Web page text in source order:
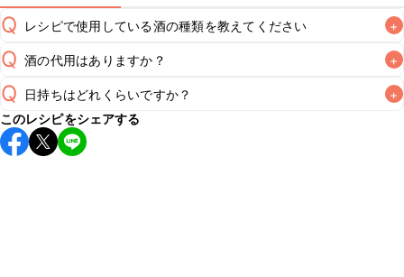
Q レシピで使用している酒の種類を教えてください +
A
Q 酒の代用はありますか？ +
A
Q 日持ちはどれくらいですか？ +
保存期間は冷蔵で翌日中が目安です。なるべくお早めにお召
し上がりください。
このレシピをシェアする